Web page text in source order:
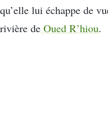
qu’elle lui échappe de
rivière de Oued R’hiou.